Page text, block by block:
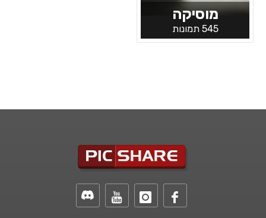
מוסיקה
545 תמונות